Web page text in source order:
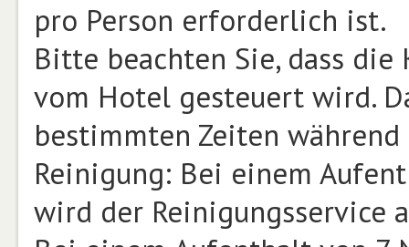
pro Person erforderlich ist.
Bitte beachten Sie, dass
vom Hotel gesteuert wird.
bestimmten Zeiten
Reinigung: Bei einem
wird der Reinigungsservice